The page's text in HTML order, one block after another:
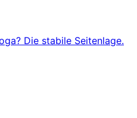
Die stabile Seitenlage.